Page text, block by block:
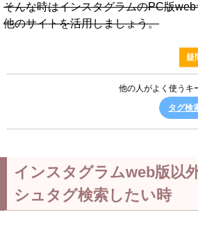
そんな時はインスタグラムのPC版
他のサイトを活用しましょう。
疑
他の人がよく使うキ
タグ検
インスタグラムweb版以
シュタグ検索したい時